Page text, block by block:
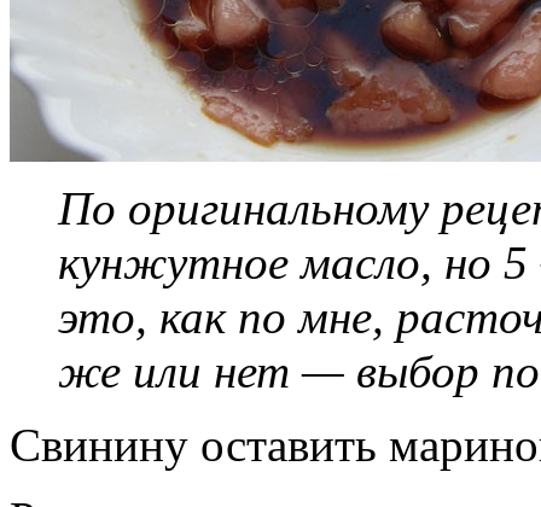
По оригинальному
кунжутное масло, но
это, как по мне,
же или нет — выбор
Свинину оставить